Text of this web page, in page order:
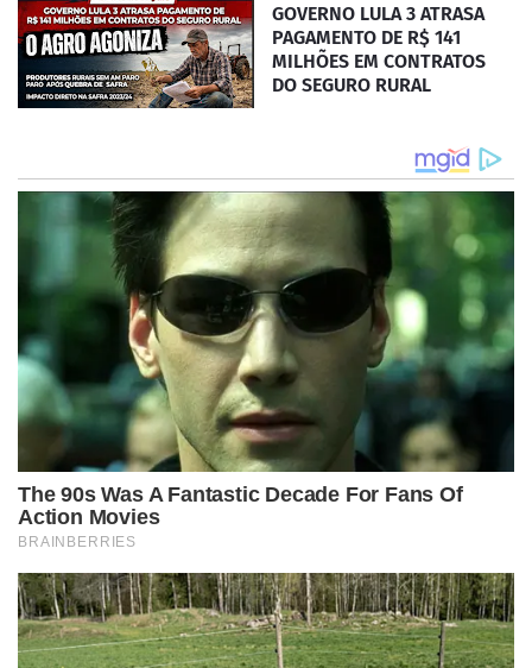
GOVERNO LULA 3 ATRASA
PAGAMENTO DE R$ 141
MILHÕES EM CONTRATOS
DO SEGURO RURAL